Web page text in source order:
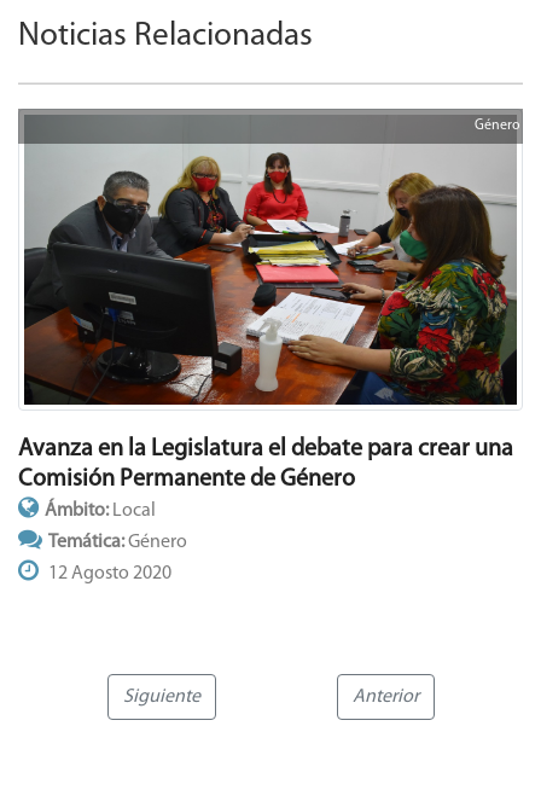
Noticias Relacionadas
Género
Avanza en la Legislatura el debate para crear una
Comisión Permanente de Género
Ámbito: Local
Temática:Género
12 Agosto 2020
Siguiente Anterior